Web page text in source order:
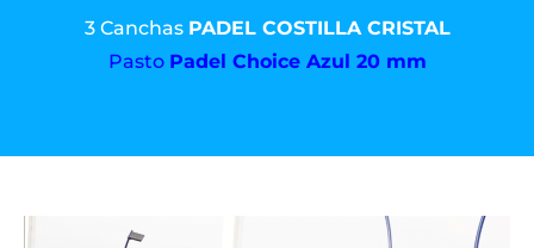
3 Canchas PADEL COSTILLA CRISTAL
Pasto Padel Choice Azul 20 mm